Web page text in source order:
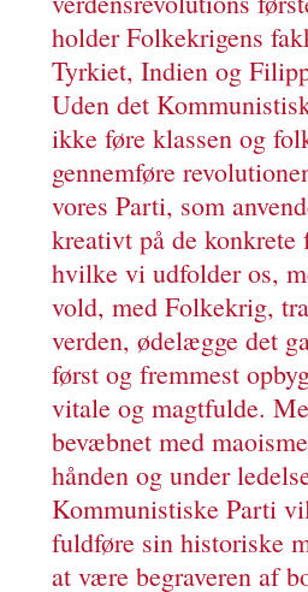
holder Folkekrigens
Tyrkiet, Indien og
Uden det
ikke føre klassen og
gennemføre
vores Parti, som
kreativt på de konkrete
hvilke vi udfolder os,
vold, med Folkekrig,
verden, ødelægge det
først og fremmest
vitale og magtfulde.
bevæbnet med
hånden og under
Kommunistiske Parti
fuldføre sin historiske
at være begraveren af